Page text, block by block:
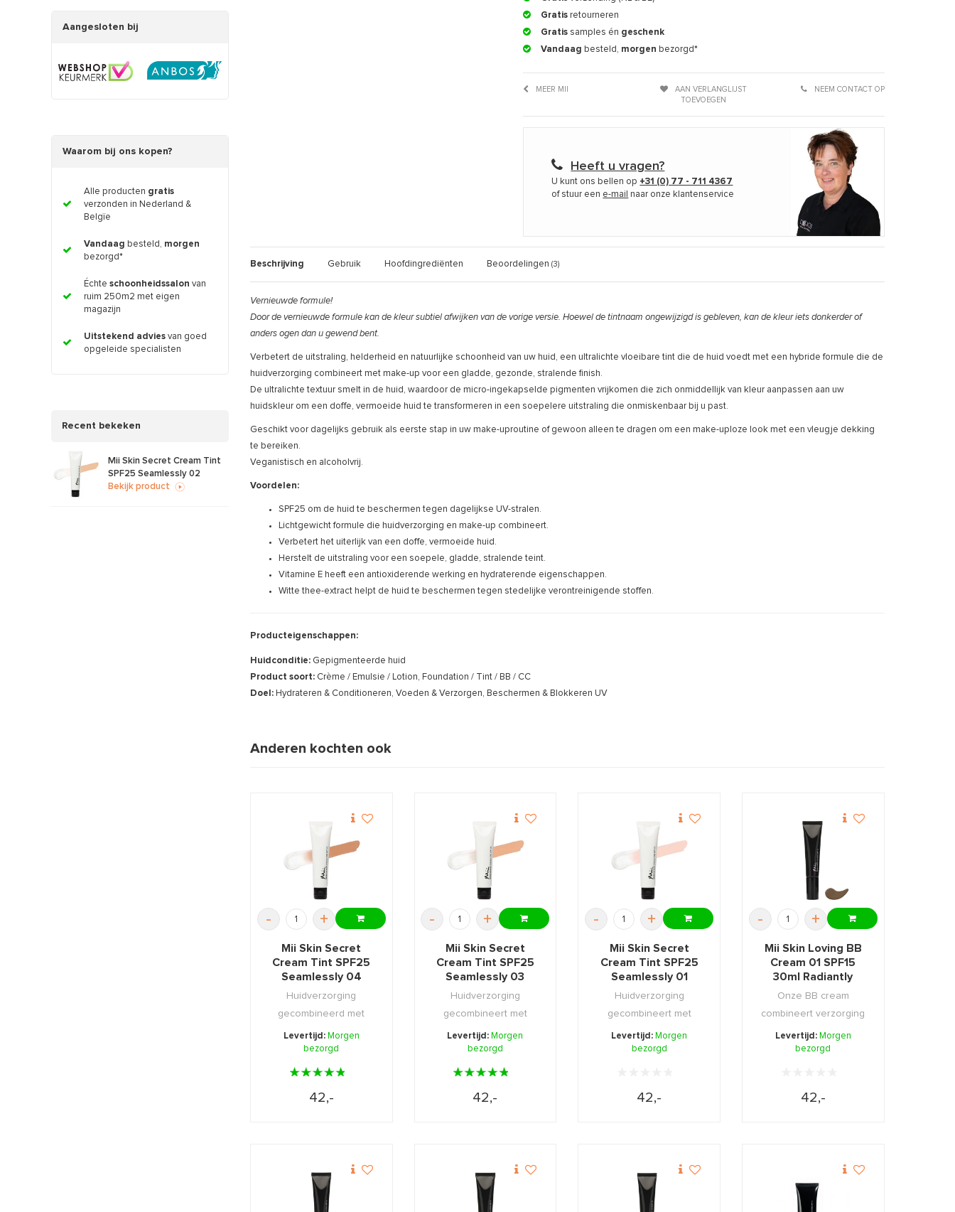
Aangesloten bij
Waarom bij ons kopen?
Alle producten gratis
verzonden in Nederland &
Belgïe
Vandaag besteld, morgen
bezorgd*
Échte schoonheidssalon van
ruim 250m2 met eigen
magazijn
Uitstekend advies van goed
opgeleide specialisten
Recent bekeken
Mii Skin Secret Cream Tint
SPF25 Seamlessly 02
Bekijk product
Gratis retourneren
Gratis samples én geschenk
Vandaag besteld, morgen bezorgd*
MEER MII
AAN VERLANGLIJST
TOEVOEGEN
NEEM CONTACT OP
Heeft u vragen?
U kunt ons bellen op +31 (0) 77 - 711 4367
of stuur een e-mail naar onze klantenservice
Beschrijving Gebruik Hoofdingrediënten Beoordelingen (3)
Vernieuwde formule!
Door de vernieuwde formule kan de kleur subtiel afwijken van de vorige versie. Hoewel de tintnaam ongewijzigd is gebleven, kan de kleur iets donkerder of
anders ogen dan u gewend bent.
Verbetert de uitstraling, helderheid en natuurlijke schoonheid van uw huid, een ultralichte vloeibare tint die de huid voedt met een hybride formule die de
huidverzorging combineert met make-up voor een gladde, gezonde, stralende finish.
De ultralichte textuur smelt in de huid, waardoor de micro-ingekapselde pigmenten vrijkomen die zich onmiddellijk van kleur aanpassen aan uw
huidskleur om een ​​doffe, vermoeide huid te transformeren in een soepelere uitstraling die onmiskenbaar bij u past.
Geschikt voor dagelijks gebruik als eerste stap in uw make-uproutine of gewoon alleen te dragen om een ​​make-uploze look met een vleugje dekking
te bereiken.
Veganistisch en alcoholvrij.
Voordelen:
SPF25 om de huid te beschermen tegen dagelijkse UV-stralen.
Lichtgewicht formule die huidverzorging en make-up combineert.
Verbetert het uiterlijk van een doffe, vermoeide huid.
Herstelt de uitstraling voor een soepele, gladde, stralende teint.
Vitamine E heeft een antioxiderende werking en hydraterende eigenschappen.
Witte thee-extract helpt de huid te beschermen tegen stedelijke verontreinigende stoffen.
Producteigenschappen:
Huidconditie: Gepigmenteerde huid
Product soort: Crème / Emulsie / Lotion, Foundation / Tint / BB / CC
Doel: Hydrateren & Conditioneren, Voeden & Verzorgen, Beschermen & Blokkeren UV
Anderen kochten ook
- +
Mii Skin Secret
Cream Tint SPF25
Seamlessly 04
Huidverzorging
gecombineerd met
make-up voor een
gladde, gez ...
Levertijd: Morgen
bezorgd
42,-
- +
Mii Skin Secret
Cream Tint SPF25
Seamlessly 03
Huidverzorging
gecombineert met
make-up voor een
gladde, gez ...
Levertijd: Morgen
bezorgd
42,-
- +
Mii Skin Secret
Cream Tint SPF25
Seamlessly 01
Huidverzorging
gecombineert met
make-up voor een
gladde, gez ...
Levertijd: Morgen
bezorgd
42,-
- +
Mii Skin Loving BB
Cream 01 SPF15
30ml Radiantly
Deep-04
Onze BB cream
combineert verzorging
en bescherming met
een v ...
Levertijd: Morgen
bezorgd
42,-